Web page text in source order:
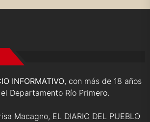
INFORMATIVO, con más de 18 años
Departamento Río Primero.
Macagno, EL DIARIO DEL PUEBLO